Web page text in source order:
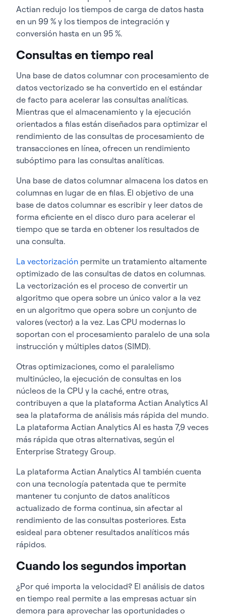
Actian redujo los tiempos de carga de datos hasta
en un 99 % y los tiempos de integración y
conversión hasta en un 95 %.
Consultas en tiempo real
Una base de datos columnar con procesamiento de
datos vectorizado se ha convertido en el estándar
de facto para acelerar las consultas analíticas.
Mientras que el almacenamiento y la ejecución
orientados a filas están diseñados para optimizar el
rendimiento de las consultas de procesamiento de
transacciones en línea, ofrecen un rendimiento
subóptimo para las consultas analíticas.
Una base de datos columnar almacena los datos en
columnas en lugar de en filas. El objetivo de una
base de datos columnar es escribir y leer datos de
forma eficiente en el disco duro para acelerar el
tiempo que se tarda en obtener los resultados de
una consulta.
La vectorización permite un tratamiento altamente
optimizado de las consultas de datos en columnas.
La vectorización es el proceso de convertir un
algoritmo que opera sobre un único valor a la vez
en un algoritmo que opera sobre un conjunto de
valores (vector) a la vez. Las CPU modernas lo
soportan con el procesamiento paralelo de una sola
instrucción y múltiples datos (SIMD).
Otras optimizaciones, como el paralelismo
multinúcleo, la ejecución de consultas en los
núcleos de la CPU y la caché, entre otras,
contribuyen a que la plataforma Actian Analytics AI
sea la plataforma de análisis más rápida del mundo.
La plataforma Actian Analytics AI es hasta 7,9 veces
más rápida que otras alternativas, según el
Enterprise Strategy Group.
La plataforma Actian Analytics AI también cuenta
con una tecnología patentada que te permite
mantener tu conjunto de datos analíticos
actualizado de forma continua, sin afectar al
rendimiento de las consultas posteriores. Esta
esideal para obtener resultados analíticos más
rápidos.
Cuando los segundos importan
¿Por qué importa la velocidad? El análisis de datos
en tiempo real permite a las empresas actuar sin
demora para aprovechar las oportunidades o